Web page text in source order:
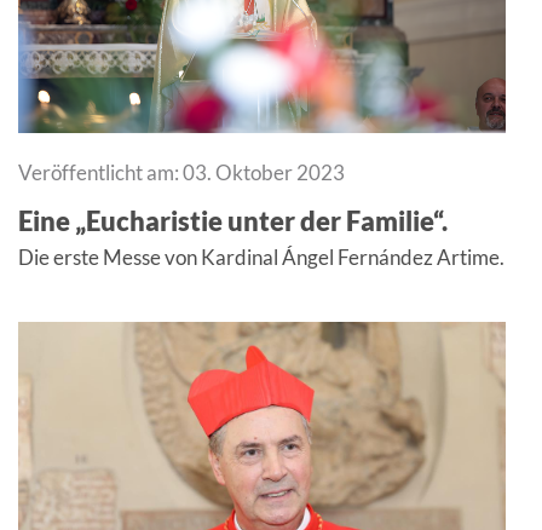
Veröffentlicht am: 03. Oktober 2023
Eine „Eucharistie unter der Familie“.
Die erste Messe von Kardinal Ángel Fernández Artime.